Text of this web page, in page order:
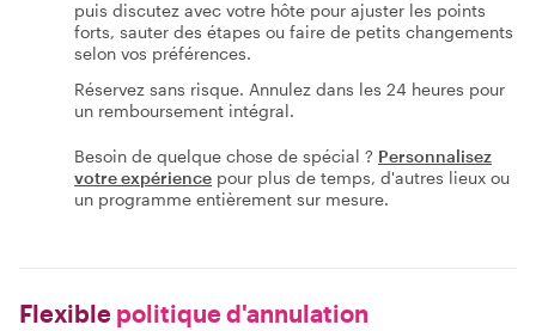
puis discutez avec votre hôte pour ajuster les points
forts, sauter des étapes ou faire de petits changements
selon vos préférences.
Réservez sans risque. Annulez dans les 24 heures pour
un remboursement intégral.
Besoin de quelque chose de spécial ? Personnalisez
votre expérience pour plus de temps, d'autres lieux ou
un programme entièrement sur mesure.
Flexible politique d'annulation